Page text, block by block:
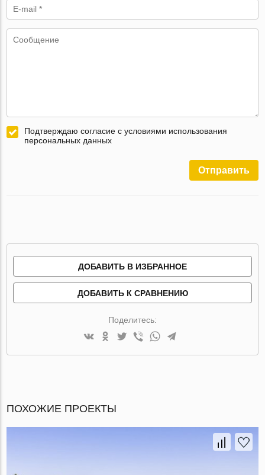
Подтверждаю согласие с условиями использования
персональных данных
Отправить
ДОБАВИТЬ В ИЗБРАННОЕ
ДОБАВИТЬ К СРАВНЕНИЮ
Поделитесь:
ПОХОЖИЕ ПРОЕКТЫ